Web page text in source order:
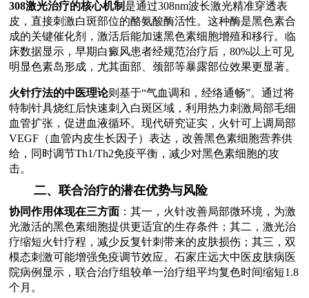
308激光治疗的核心机制 是通过308nm波长激光精准穿透表
皮，直接刺激白斑部位的酪氨酸酶活性。这种酶是黑色素合
成的关键催化剂，激活后能加速黑色素细胞增殖和移行。临
床数据显示，早期白癜风患者经规范治疗后，80%以上可见
明显色素岛形成，尤其面部、颈部等暴露部位效果更显著。
火针疗法的中医理论则基于“气血调和，经络通畅”。通过将
特制针具烧红后快速刺入白斑区域，利用热力刺激局部毛细
血管扩张，促进血液循环。现代研究证实，火针可上调局部
VEGF（血管内皮生长因子）表达，改善黑色素细胞营养供
给，同时调节Th1/Th2免疫平衡，减少对黑色素细胞的攻
击。
二、联合治疗的潜在优势与风险
协同作用体现在三方面 ：其一，火针改善局部微环境，为激
光激活的黑色素细胞提供更适宜的生存条件；其二，激光治
疗缩短火针疗程，减少反复针刺带来的皮肤损伤；其三，双
模态刺激可能增强免疫调节效应。石家庄远大中医皮肤病医
院病例显示，联合治疗组较单一治疗组平均复色时间缩短1.8
个月。